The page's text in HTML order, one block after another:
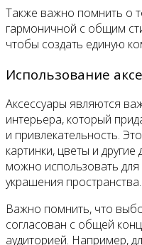
Также важно помнить о
гармоничной с общим
чтобы создать единую
Использование
Аксессуары являются
интерьера, который
и привлекательность.
картинки, цветы и
можно использовать
украшения пространства.
Важно помнить, что
согласован с общей
аудиторией. Например,